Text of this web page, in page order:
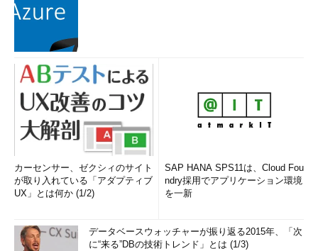
カーセンサー、ゼクシィのサイト
が取り入れている「アダプティブ
UX」とは何か (1/2)
SAP HANA SPS11は、Cloud Fou
ndry採用でアプリケーション環境
を一新
データベースウォッチャーが振り返る2015年、「次
に“来る”DBの技術トレンド」とは (1/3)